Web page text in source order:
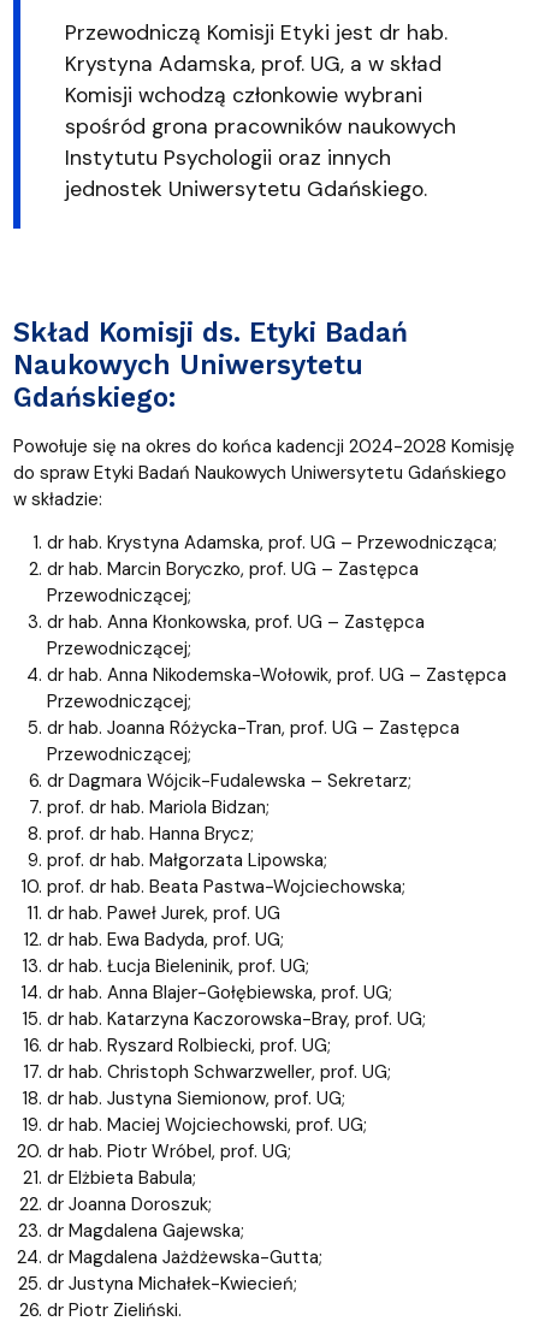
Przewodniczą Komisji Etyki jest dr hab.
Krystyna Adamska, prof. UG, a w skład
Komisji wchodzą członkowie wybrani
spośród grona pracowników naukowych
Instytutu Psychologii oraz innych
jednostek Uniwersytetu Gdańskiego.
Skład Komisji ds. Etyki Badań
Naukowych Uniwersytetu
Gdańskiego:
Powołuje się na okres do końca kadencji 2024-2028 Komisję
do spraw Etyki Badań Naukowych Uniwersytetu Gdańskiego
w składzie:
dr hab. Krystyna Adamska, prof. UG – Przewodnicząca;
dr hab. Marcin Boryczko, prof. UG – Zastępca
Przewodniczącej;
dr hab. Anna Kłonkowska, prof. UG – Zastępca
Przewodniczącej;
dr hab. Anna Nikodemska-Wołowik, prof. UG – Zastępca
Przewodniczącej;
dr hab. Joanna Różycka-Tran, prof. UG – Zastępca
Przewodniczącej;
dr Dagmara Wójcik-Fudalewska – Sekretarz;
prof. dr hab. Mariola Bidzan;
prof. dr hab. Hanna Brycz;
prof. dr hab. Małgorzata Lipowska;
prof. dr hab. Beata Pastwa-Wojciechowska;
dr hab. Paweł Jurek, prof. UG
dr hab. Ewa Badyda, prof. UG;
dr hab. Łucja Bieleninik, prof. UG;
dr hab. Anna Blajer-Gołębiewska, prof. UG;
dr hab. Katarzyna Kaczorowska-Bray, prof. UG;
dr hab. Ryszard Rolbiecki, prof. UG;
dr hab. Christoph Schwarzweller, prof. UG;
dr hab. Justyna Siemionow, prof. UG;
dr hab. Maciej Wojciechowski, prof. UG;
dr hab. Piotr Wróbel, prof. UG;
dr Elżbieta Babula;
dr Joanna Doroszuk;
dr Magdalena Gajewska;
dr Magdalena Jażdżewska-Gutta;
dr Justyna Michałek-Kwiecień;
dr Piotr Zieliński.